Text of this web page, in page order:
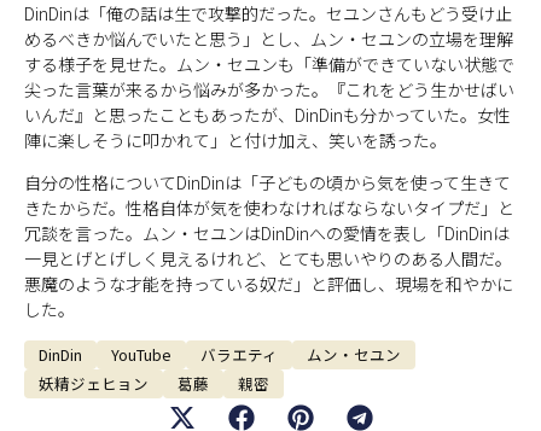
DinDinは「俺の話は生で攻撃的だった。セユンさんもどう受け止
めるべきか悩んでいたと思う」とし、ムン・セユンの立場を理解
する様子を見せた。ムン・セユンも「準備ができていない状態で
尖った言葉が来るから悩みが多かった。『これをどう生かせばい
いんだ』と思ったこともあったが、DinDinも分かっていた。女性
陣に楽しそうに叩かれて」と付け加え、笑いを誘った。
自分の性格についてDinDinは「子どもの頃から気を使って生きて
きたからだ。性格自体が気を使わなければならないタイプだ」と
冗談を言った。ムン・セユンはDinDinへの愛情を表し「DinDinは
一見とげとげしく見えるけれど、とても思いやりのある人間だ。
悪魔のような才能を持っている奴だ」と評価し、現場を和やかに
した。
DinDin YouTube バラエティ
ムン・セユン
妖精ジェヒョン
葛藤 親密